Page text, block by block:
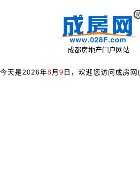
成都房地产门户网站
今天是2026年8月 9 日，欢迎您访问成房